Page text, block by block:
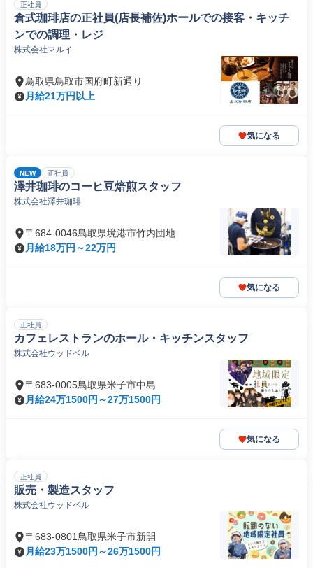
正社員
倉式珈琲店の正社員(店長補佐)ホールでの接客・キッチ
ンでの調理・レジ
株式会社マルイ
鳥取県鳥取市国府町新通り
月給21万円以上
気になる
NEW 正社員
澤井珈琲のコーヒ豆焙煎スタッフ
株式会社澤井珈琲
〒684-0046鳥取県境港市竹内団地
月給18万円～22万円
気になる
正社員
カフェレストランのホール・キッチンスタッフ
株式会社ウッドベル
〒683-0005鳥取県米子市中島
月給24万1500円～27万1500円
気になる
正社員
販売・製造スタッフ
株式会社ウッドベル
〒683-0801鳥取県米子市新開
月給23万1500円～26万1500円